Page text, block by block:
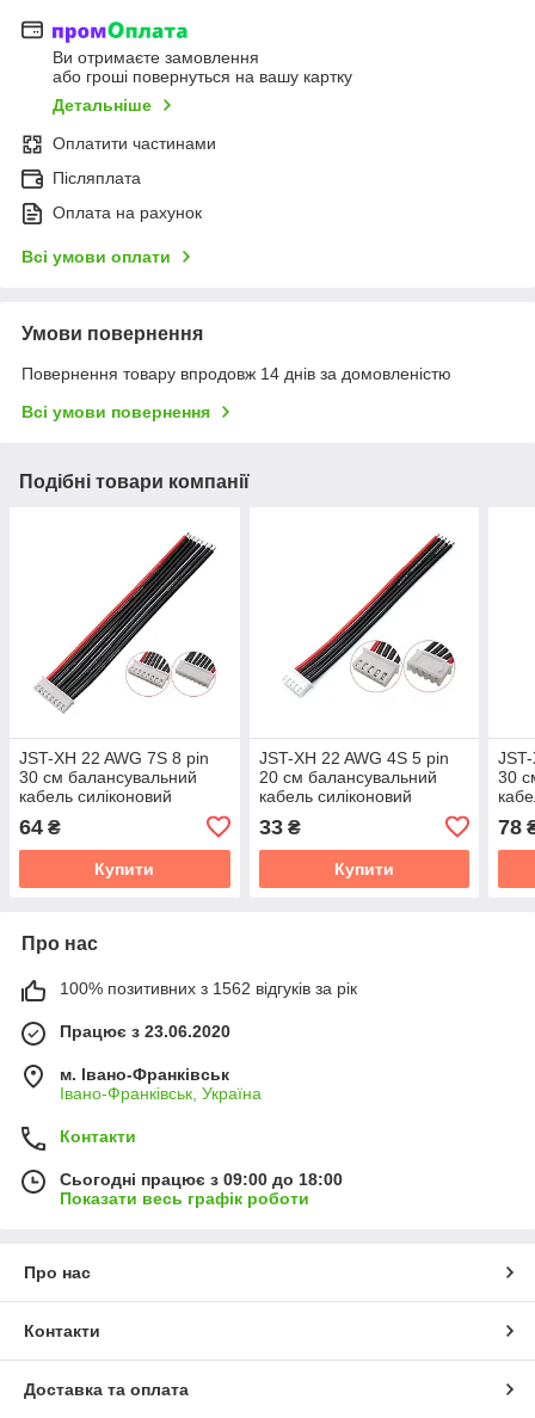
Ви отримаєте замовлення
або гроші повернуться на вашу картку
Детальніше
Оплатити частинами
Післяплата
Оплата на рахунок
Всі умови оплати
Умови повернення
Повернення товару впродовж 14 днів за домовленістю
Всі умови повернення
Подібні товари компанії
JST-XH 22 AWG 7S 8 pin
30 см балансувальний
кабель силіконовий
64 ₴
Купити
JST-XH 22 AWG 4S 5 pin
20 см балансувальний
кабель силіконовий
33₴
Купити
30
78
Про нас
100% позитивних з 1562 відгуків за рік
Працює з 23.06.2020
м. Івано-Франківськ
Івано-Франківськ, Україна
Контакти
Сьогодні працює з 09:00 до 18:00
Показати весь графік роботи
Про нас
Контакти
Доставка та оплата